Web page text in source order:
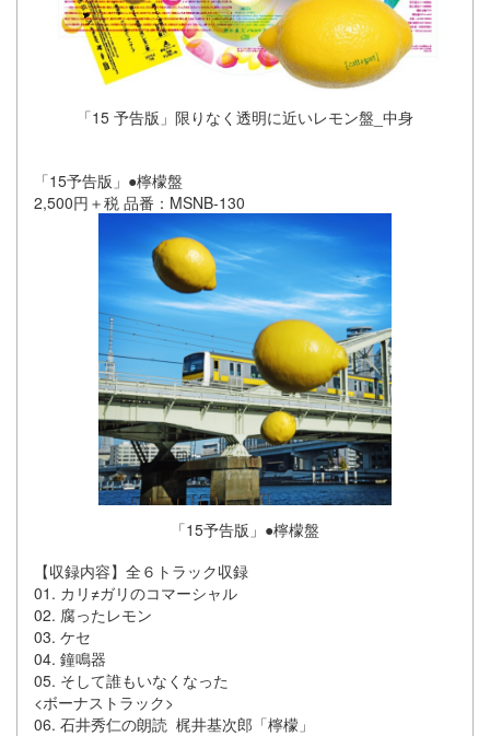
「15 予告版」限りなく透明に近いレモン盤_中身
「15予告版」●檸檬盤
2,500円＋税 品番：MSNB-130
「15予告版」●檸檬盤
【収録内容】全６トラック収録
01. カリ≠ガリのコマーシャル
02. 腐ったレモン
03. ケセ
04. 鐘鳴器
05. そして誰もいなくなった
<ボーナストラック>
06. 石井秀仁の朗読 梶井基次郎「檸檬」